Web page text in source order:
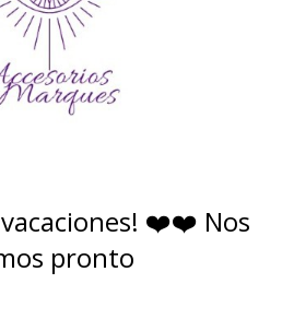
❤️❤️ Nos
pronto